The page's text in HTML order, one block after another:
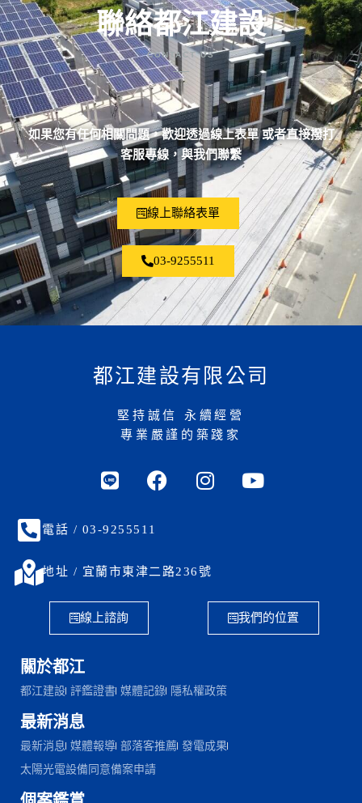
聯絡都江建設
CONTACT US
如果您有任何相關問題，歡迎透過線上表單 或者直接撥打
客服專線，與我們聯繫
線上聯絡表單
03-9255511
都江建設有限公司
堅持誠信 永續經營
專業嚴謹的築踐家
電話 / 03-9255511
地址 / 宜蘭市東津二路236號
線上諮詢 我們的位置
關於都江
都江建設 評鑑證書 媒體記錄 隱私權政策
最新消息
最新消息 媒體報導 部落客推薦 發電成果
太陽光電設備同意備案申請